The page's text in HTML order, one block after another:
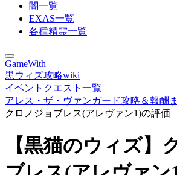
闇一覧
EXAS一覧
各種精霊一覧
GameWith
黒ウィズ攻略wiki
イベントクエスト一覧
アレス・ザ・ヴァンガード攻略＆報酬
クロノジョブレス(アレヴァン1)の評価
【黒猫のウィズ】